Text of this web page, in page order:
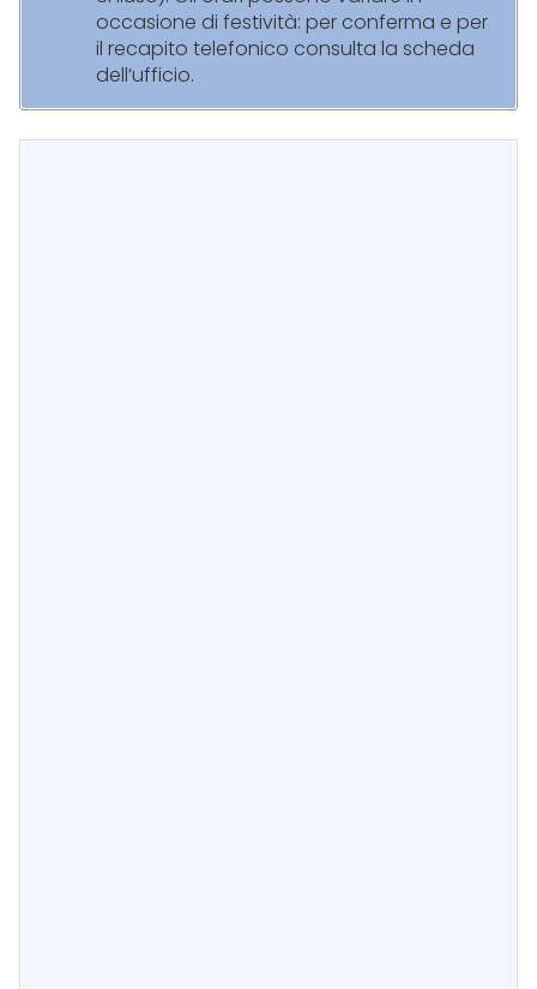
occasione di festività: per conferma e per
il recapito telefonico consulta la scheda
dell’ufficio.